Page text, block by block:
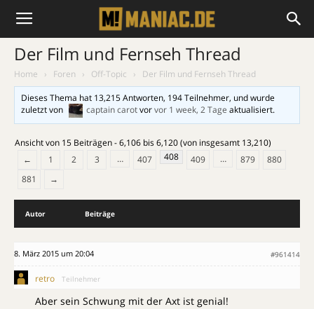
Der Film und Fernseh Thread
Home › Foren › Off-Topic ›
Der Film und Fernseh Thread
Dieses Thema hat 13,215 Antworten, 194 Teilnehmer, und wurde
zuletzt von
captain carotvorvor 1 week, 2 Tage aktualisiert.
Ansicht von 15 Beiträgen - 6,106 bis 6,120 (von insgesamt 13,210)
←
1 2 3 … 407 408 409 … 879
880
881
→
Autor Beiträge
8. März 2015 um 20:04 #961414
retro Teilnehmer
Aber sein Schwung mit der Axt ist genial!